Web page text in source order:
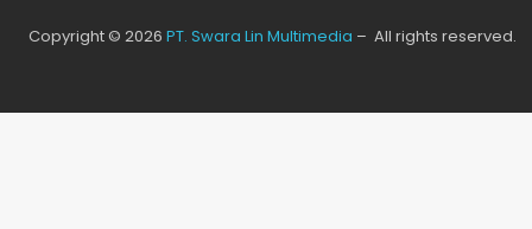
Copyright © 2026 PT. Swara Lin Multimedia – All rights reserved.